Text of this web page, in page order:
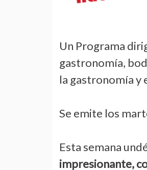
Un Programa
gastronomía,
la gastronomía y
Se emite los
Esta semana
impresionante,